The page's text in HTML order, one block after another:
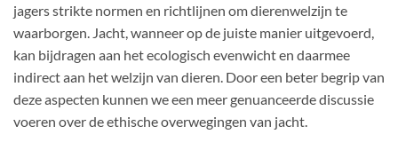
jagers strikte normen en richtlijnen om dierenwelzijn te
waarborgen. Jacht, wanneer op de juiste manier uitgevoerd,
kan bijdragen aan het ecologisch evenwicht en daarmee
indirect aan het welzijn van dieren. Door een beter begrip van
deze aspecten kunnen we een meer genuanceerde discussie
voeren over de ethische overwegingen van jacht.